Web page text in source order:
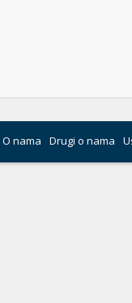
O nama Drugi o nama